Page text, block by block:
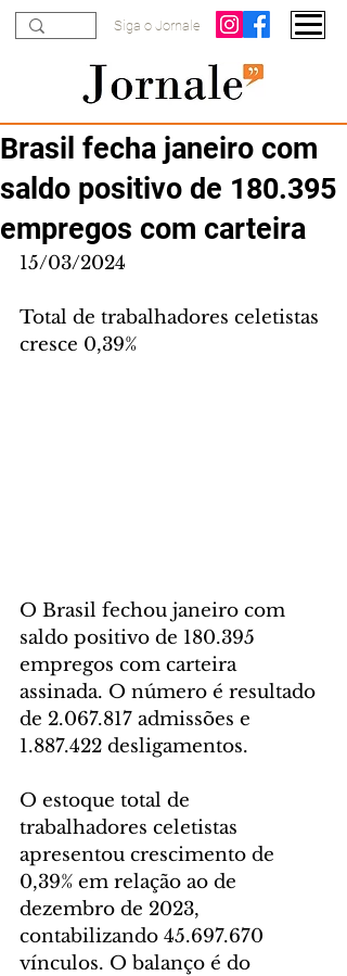
Siga o Jornale
Brasil fecha janeiro com
saldo positivo de 180.395
empregos com carteira
15/03/2024
Total de trabalhadores celetistas
cresce 0,39%
O Brasil fechou janeiro com
saldo positivo de 180.395
empregos com carteira
assinada. O número é resultado
de 2.067.817 admissões e
1.887.422 desligamentos.
O estoque total de
trabalhadores celetistas
apresentou crescimento de
0,39% em relação ao de
dezembro de 2023,
contabilizando 45.697.670
vínculos. O balanço é do